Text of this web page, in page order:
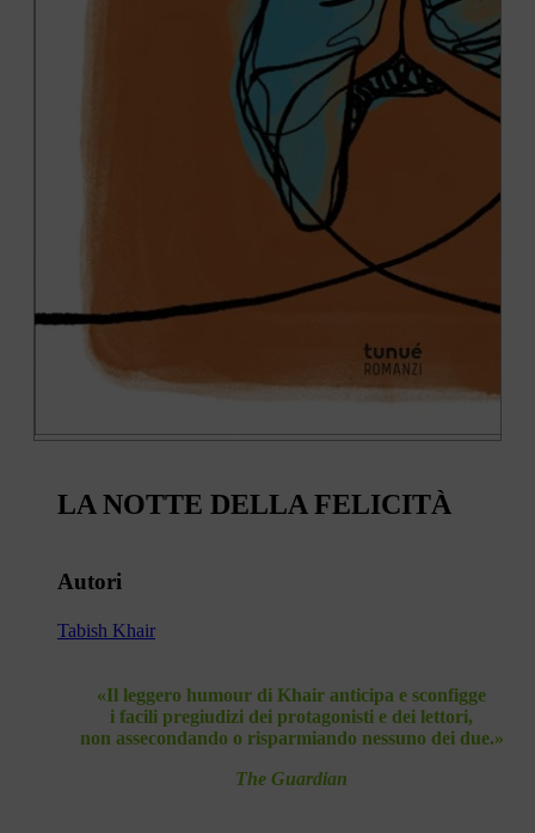
LA NOTTE DELLA FELICITÀ
Autori
Tabish Khair
«Il leggero humour di Khair anticipa e sconfigge
i facili pregiudizi dei protagonisti e dei lettori,
non assecondando o risparmiando nessuno dei due.»
The Guardian